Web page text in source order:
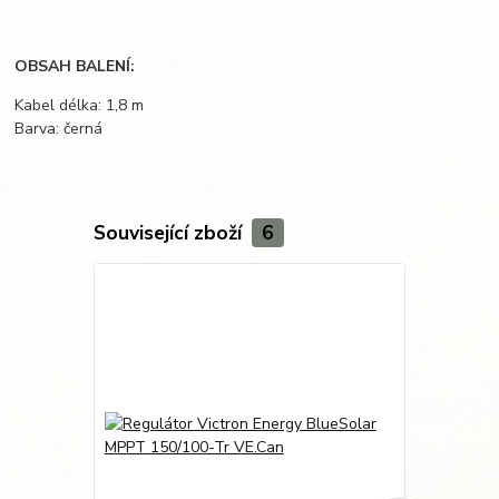
OBSAH BALENÍ:
Kabel délka: 1,8 m
Barva: černá
Související zboží 6